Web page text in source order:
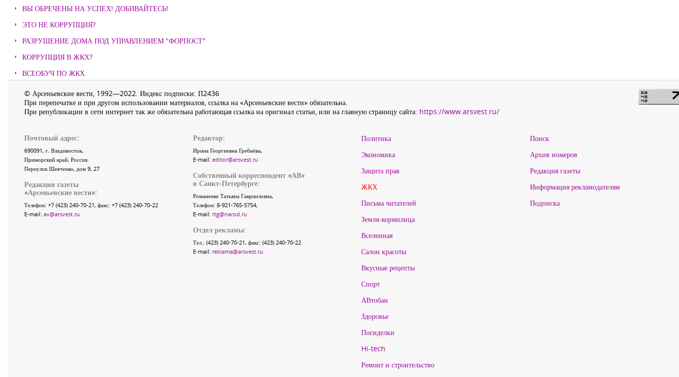
ВЫ ОБРЕЧЕНЫ НА УСПЕХ! ДОБИВАЙТЕСЬ!
ЭТО НЕ КОРРУПЦИЯ?
РАЗРУШЕНИЕ ДОМА ПОД УПРАВЛЕНИЕМ "ФОРПОСТ"
КОРРУПЦИЯ В ЖКХ?
ВСЕОБУЧ ПО ЖКХ
© Арсеньевские вести, 1992—2022. Индекс подписки: П2436
При перепечатке и при другом использовании материалов, ссылка на «Арсеньевские вести» обязательна.
При републикации в сети интернет так же обязательна работающая ссылка на оригинал статьи, или на главную страницу сайта: https://www.arsvest.ru/
Почтовый адрес:
690091, г. Владивосток,
Приморский край, Россия.
Переулок Шевченко, дом 9, 27
Редакция газеты
«Арсеньевские вести»:
Телефон: +7 (423) 240-70-21, факс: +7 (423) 240-70-22
E-mail: av@arsvest.ru
Редактор:
Ирина Георгиевна Гребнёва,
E-mail: editor@arsvest.ru
Собственный корреспондент «АВ»
в Санкт-Петербурге:
Романенко Татьяна Гаврииловна,
Телефон: 8-921-765-5754,
E-mail: rtg@narod.ru
Отдел рекламы:
Тел.: (423) 240-70-21, факс: (423) 240-70-22
E-mail: reklama@arsvest.ru
Политика
Экономика
Защита прав
ЖКХ
Письма читателей
Земля-кормилица
Вселенная
Салон красоты
Вкусные рецепты
Спорт
АВтобан
Здоровье
Посиделки
Hi-tech
Ремонт и строительство
Поиск
Архив номеров
Редакция газеты
Информация рекламодателям
Подписка